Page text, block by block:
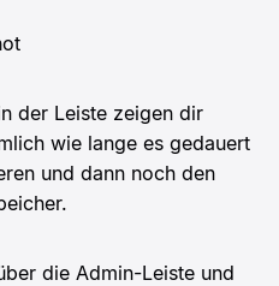
der Leiste zeigen dir
wie lange es gedauert
und dann noch den
die Admin-Leiste und